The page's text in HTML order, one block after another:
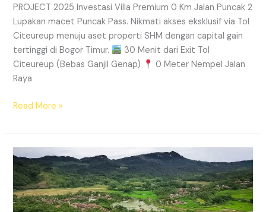
PROJECT 2025 Investasi Villa Premium 0 Km Jalan Puncak 2
Lupakan macet Puncak Pass. Nikmati akses eksklusif via Tol
Citeureup menuju aset properti SHM dengan capital gain
tertinggi di Bogor Timur.
30 Menit dari Exit Tol
Citeureup (Bebas Ganjil Genap)
0 Meter Nempel Jalan
Raya
Read More »
Tanah
Kavling
Villa
Prime